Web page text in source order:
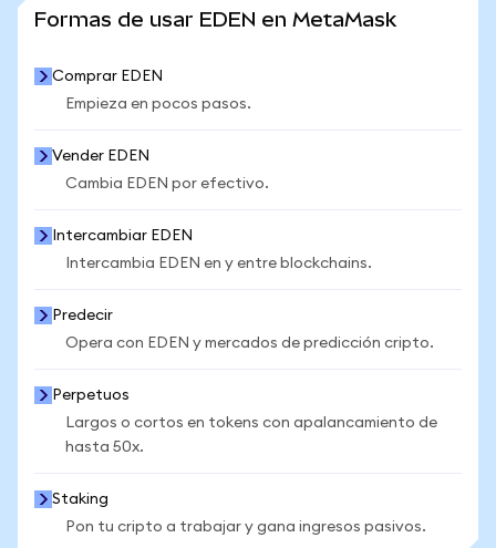
Formas de usar EDEN en MetaMask
Comprar EDEN
Empieza en pocos pasos.
Vender EDEN
Cambia EDEN por efectivo.
Intercambiar EDEN
Intercambia EDEN en y entre blockchains.
Predecir
Opera con EDEN y mercados de predicción cripto.
Perpetuos
Largos o cortos en tokens con apalancamiento de
hasta 50x.
Staking
Pon tu cripto a trabajar y gana ingresos pasivos.